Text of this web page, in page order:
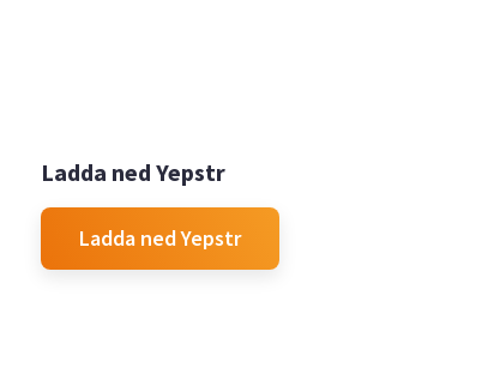
Ladda ned Yepstr
Ladda ned Yepstr